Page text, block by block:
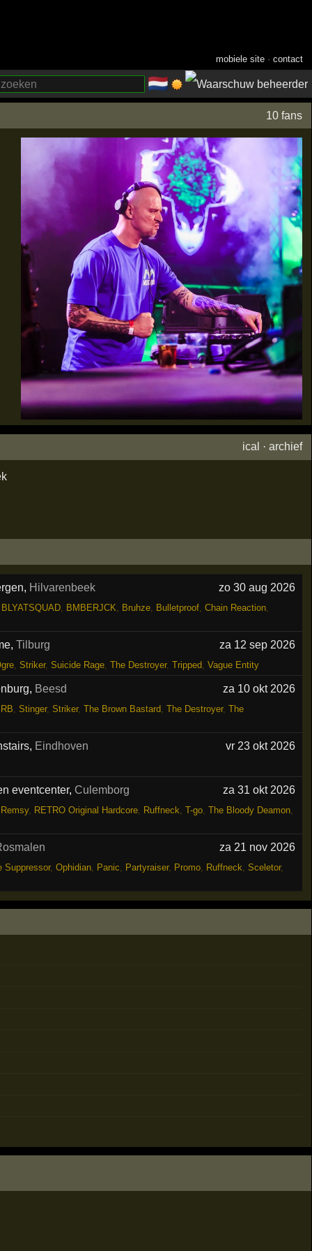
mobiele site ·contact
🇳🇱
10 fans
ical ·archief
, Hilvarenbeek zo 30 aug 2026
BLYATSQUAD, BMBERJCK Bruhze, Bulletproof, Chain Reaction,
,Tilburg za 12 sep 2026
, Striker, Suicide Rage, The Destroyer, Tripped, Vague Entity
, Beesd za 10 okt 2026
Stinger, Striker, The Brown Bastard, The Destroyer, The
, Eindhoven vr 23 okt 2026
eventcenter, Culemborg za 31 okt 2026
Remsy, RETRO Original Hardcore, Ruffneck T-go, The Bloody Deamon,
za 21 nov 2026
Suppressor, Ophidian, Panic Partyraiser, Promo, Ruffneck Sceletor,